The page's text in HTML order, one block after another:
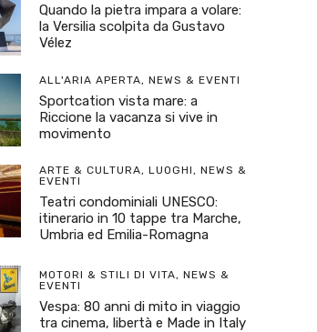
Quando la pietra impara a volare:
la Versilia scolpita da Gustavo
Vélez
ALL'ARIA APERTA, NEWS & EVENTI
Sportcation vista mare: a
Riccione la vacanza si vive in
movimento
ARTE & CULTURA, LUOGHI, NEWS &
EVENTI
Teatri condominiali UNESCO:
itinerario in 10 tappe tra Marche,
Umbria ed Emilia-Romagna
MOTORI & STILI DI VITA, NEWS &
EVENTI
Vespa: 80 anni di mito in viaggio
tra cinema, libertà e Made in Italy